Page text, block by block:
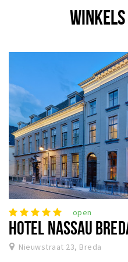
open
HOTEL NASSAU
Nieuwstraat 23, Breda